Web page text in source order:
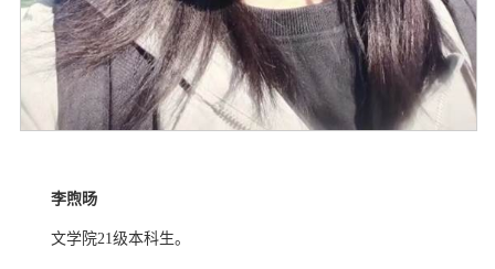
李煦旸
文学院21级本科生。